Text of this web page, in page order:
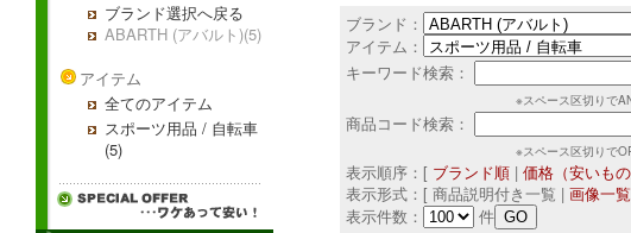
ブランド選択へ戻る
ABARTH (アバルト)(5)
アイテム
全てのアイテム
スポーツ用品 / 自転車
(5)
ブランド：
アイテム：
キーワード検索：
※スペース区切りで
商品コード検索：
※スペース区切りで
表示順序：[ ブランド順 | 価格（安いもの
表示形式：[ 商品説明付き一覧 | 画像一覧
表示件数：
件